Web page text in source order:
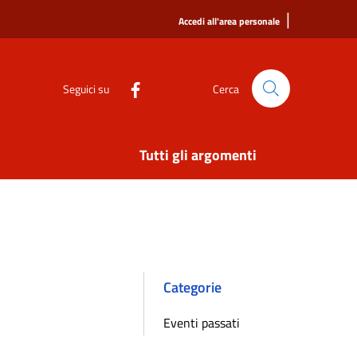
Accedi all'area personale |
Seguici su Cerca
Tutti gli argomenti
Categorie
Eventi passati